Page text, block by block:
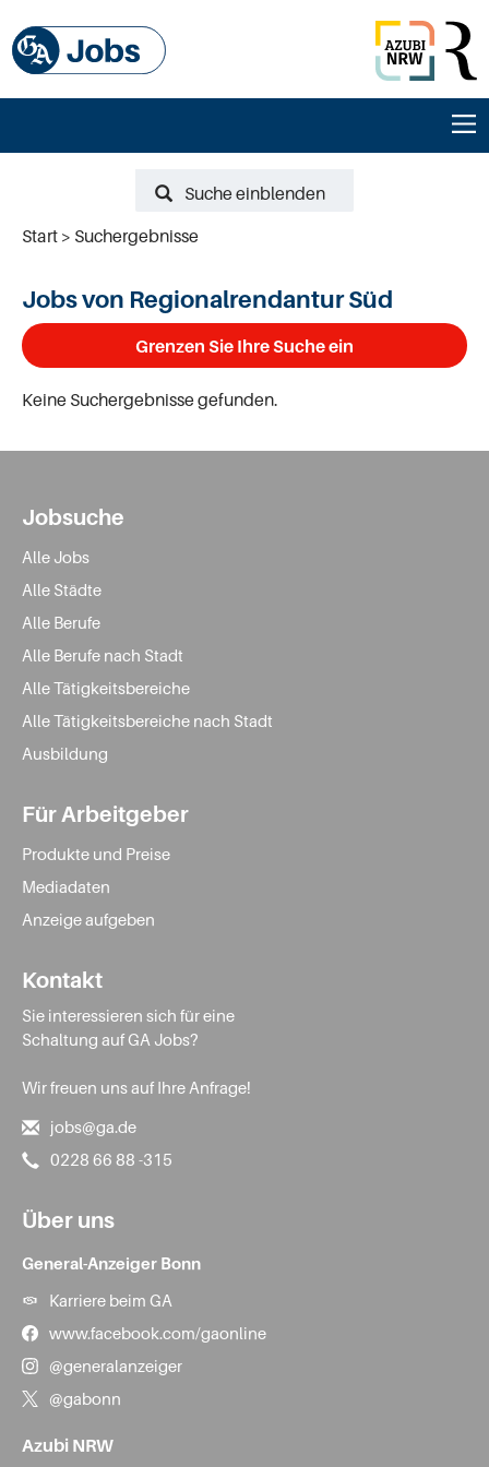
Suche einblenden
Start
Suchergebnisse
Jobs von Regionalrendantur Süd
Grenzen Sie Ihre Suche ein
Keine Suchergebnisse gefunden.
Jobsuche
Alle Jobs
Alle Städte
Alle Berufe
Alle Berufe nach Stadt
Alle Tätigkeitsbereiche
Alle Tätigkeitsbereiche nach Stadt
Ausbildung
Für Arbeitgeber
Produkte und Preise
Mediadaten
Anzeige aufgeben
Kontakt
Sie interessieren sich für eine
Schaltung auf GA Jobs?
Wir freuen uns auf Ihre Anfrage!
jobs@ga.de
0228 66 88 -315
Über uns
General-Anzeiger Bonn
Karriere beim GA
www.facebook.com/gaonline
@generalanzeiger
@gabonn
Azubi NRW